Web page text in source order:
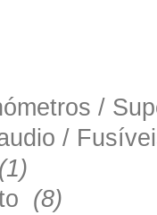
/
/
(1)
(8)